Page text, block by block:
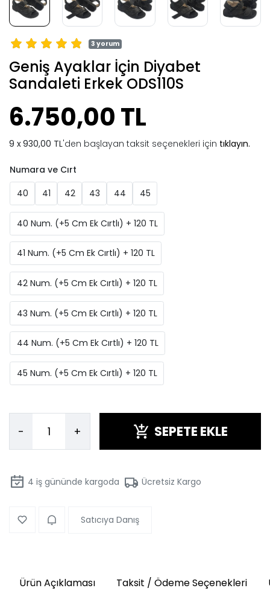
3 yorum
Geniş Ayaklar İçin Diyabet
Sandaleti Erkek ODS110S
6.750,00 TL
930,00 TL'den başlayan taksit seçenekleri için tıklayın.
Numara ve Cırt
40
41 42 43 44 45
40 Num. (+5 Cm Ek Cırtlı) + 120 TL
41 Num. (+5 Cm Ek Cırtlı) + 120 TL
42 Num. (+5 Cm Ek Cırtlı) + 120 TL
43 Num. (+5 Cm Ek Cırtlı) + 120 TL
44 Num. (+5 Cm Ek Cırtlı) + 120 TL
45 Num. (+5 Cm Ek Cırtlı) + 120 TL
- + SEPETE EKLE
4 iş gününde kargoda Ücretsiz Kargo
Satıcıya Danış
Ürün Açıklaması Taksit / Ödeme Seçenekleri